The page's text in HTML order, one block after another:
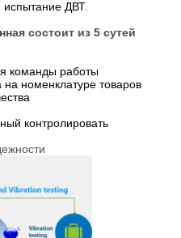
испытание ДВТ.
состоит из 5 сутей
команды работы
номенклатуре товаров
контролировать